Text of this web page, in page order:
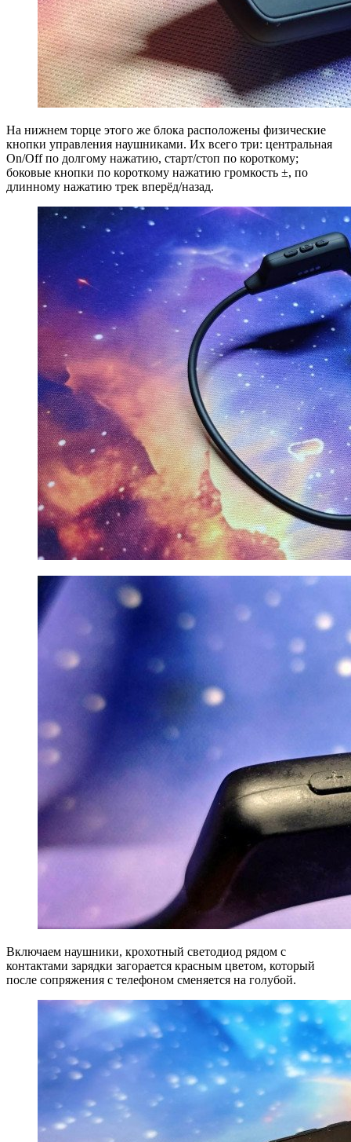
На нижнем торце этого же блока расположены физические
кнопки управления наушниками. Их всего три: центральная
On/Off по долгому нажатию, старт/стоп по короткому;
боковые кнопки по короткому нажатию громкость ±, по
длинному нажатию трек вперёд/назад.
Включаем наушники, крохотный светодиод рядом с
контактами зарядки загорается красным цветом, который
после сопряжения с телефоном сменяется на голубой.